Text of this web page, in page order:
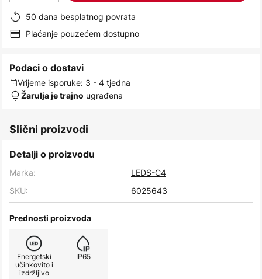
50 dana besplatnog povrata
Plaćanje pouzećem dostupno
Podaci o dostavi
Vrijeme isporuke: 3 - 4 tjedna
Žarulja je trajno ugrađena
Slični proizvodi
Detalji o proizvodu
Marka:
LEDS-C4
SKU:
6025643
Prednosti proizvoda
Energetski
učinkovito i
izdržljivo
IP65